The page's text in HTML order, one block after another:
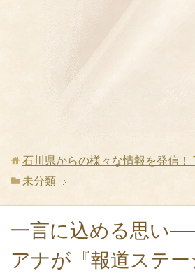
石川県からの様々な情報を発信！
未分類
一言に込める思い
アナが『報道ステ